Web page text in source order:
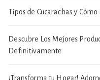
Tipos de Cucarachas y
Descubre Los Mejores
Definitivamente
¡Transforma tu Hogar!